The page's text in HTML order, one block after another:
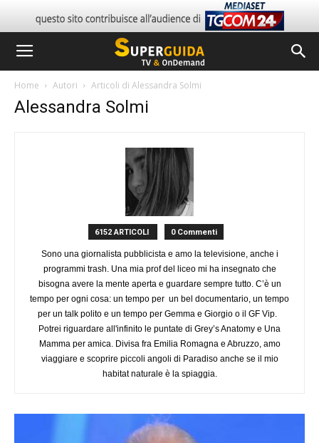
Home Autori Articoli di Alessandra Solmi
Alessandra Solmi
6152 ARTICOLI 0 Commenti
Sono una giornalista pubblicista e amo la televisione, anche i
programmi trash. Una mia prof del liceo mi ha insegnato che
bisogna avere la mente aperta e guardare sempre tutto. C’è un
tempo per ogni cosa: un tempo per un bel documentario, un tempo
per un talk polito e un tempo per Gemma e Giorgio o il GF Vip.
Potrei riguardare all'infinito le puntate di Grey’s Anatomy e Una
Mamma per amica. Divisa fra Emilia Romagna e Abruzzo, amo
viaggiare e scoprire piccoli angoli di Paradiso anche se il mio
habitat naturale è la spiaggia.